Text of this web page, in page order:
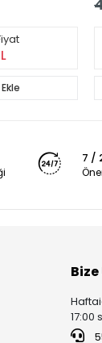
7 /
Bize
17:00